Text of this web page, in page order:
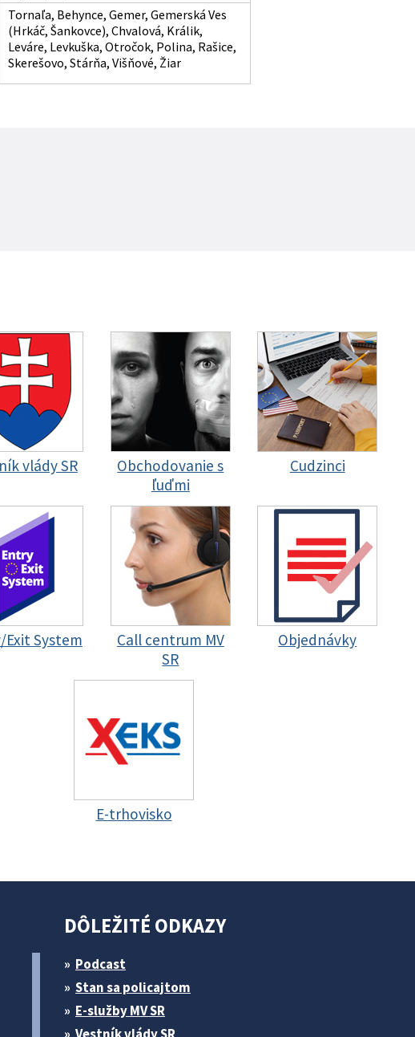
Tornaľa, Behynce, Gemer, Gemerská Ves
(Hrkáč, Šankovce), Chvalová, Králik,
Leváre, Levkuška, Otročok, Polina, Rašice,
Skerešovo, Stárňa, Višňové, Žiar
vlády SR
Obchodovanie s
ľuďmi
Cudzinci
Exit System
Call centrum MV
SR
Objednávky
E-trhovisko
DÔLEŽITÉ ODKAZY
Podcast
Stan sa policajtom
E-služby MV SR
Vestník vlády SR